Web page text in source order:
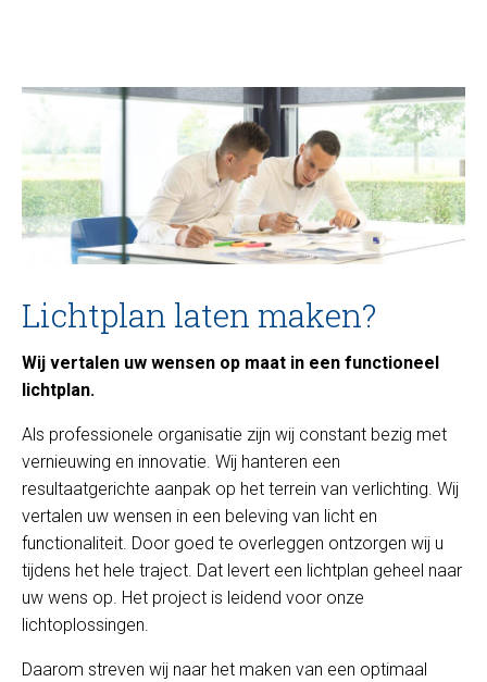
Lichtplan laten maken?
Wij vertalen uw wensen op maat in een functioneel
lichtplan.
Als professionele organisatie zijn wij constant bezig met
vernieuwing en innovatie. Wij hanteren een
resultaatgerichte aanpak op het terrein van verlichting. Wij
vertalen uw wensen in een beleving van licht en
functionaliteit. Door goed te overleggen ontzorgen wij u
tijdens het hele traject. Dat levert een lichtplan geheel naar
uw wens op. Het project is leidend voor onze
lichtoplossingen.
Daarom streven wij naar het maken van een optimaal